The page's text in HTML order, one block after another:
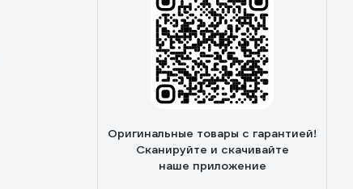
Оригинальные товары с гарантией!
Сканируйте и скачивайте
наше приложение